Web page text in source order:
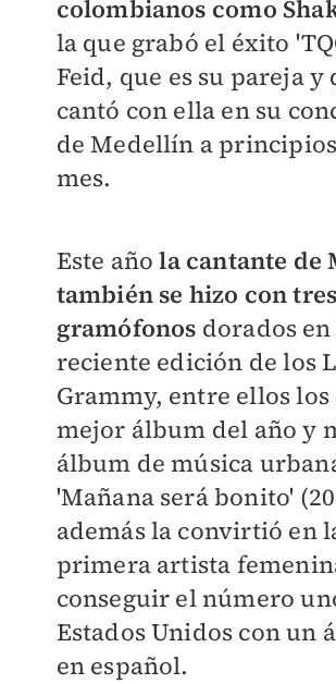
colombianos como
la que grabó el éxito
Feid, que es su pareja y
cantó con ella en su
de Medellín a
mes.
Este año la cantante de
también se hizo con tres
gramófonos dorados
reciente edición de los
Grammy, entre ellos los
mejor álbum del año y
álbum de música
'Mañana será bonito'
además la convirtió en
primera artista
conseguir el número
Estados Unidos con un
en español.